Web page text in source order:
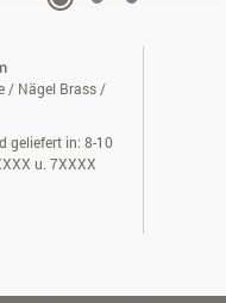
/ Nägel Brass /
geliefert in: 8-10
u. 7XXXX